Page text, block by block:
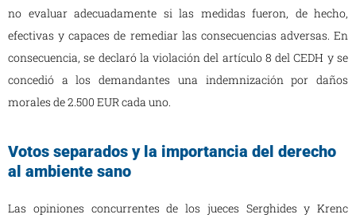
no evaluar adecuadamente si las medidas fueron, de hecho,
efectivas y capaces de remediar las consecuencias adversas. En
consecuencia, se declaró la violación del artículo 8 del CEDH y se
concedió a los demandantes una indemnización por daños
morales de 2.500 EUR cada uno.
Votos separados y la importancia del derecho
al ambiente sano
Las opiniones concurrentes de los jueces Serghides y Krenc